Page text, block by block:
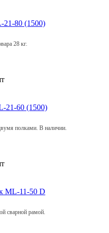
80 (1500)
28 кг.
21-60 (1500)
полками. В наличии.
ML-11-50 D
сварной рамой.